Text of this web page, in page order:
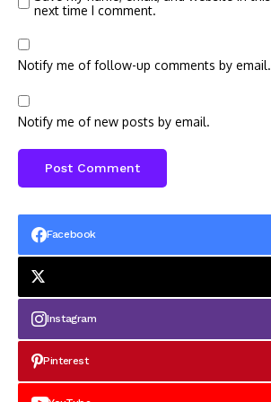
next time I comment.
Notify me of follow-up comments by email.
Notify me of new posts by email.
Facebook
Instagram
Pinterest